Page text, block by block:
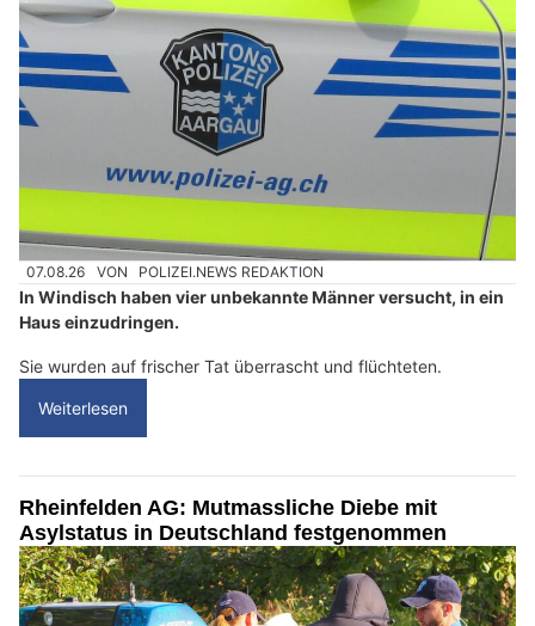
07.08.26 VON POLIZEI.NEWS REDAKTION
In Windisch haben vier unbekannte Männer versucht, in ein
Haus einzudringen.
Sie wurden auf frischer Tat überrascht und flüchteten.
Weiterlesen
Rheinfelden AG: Mutmassliche Diebe mit
Asylstatus in Deutschland festgenommen